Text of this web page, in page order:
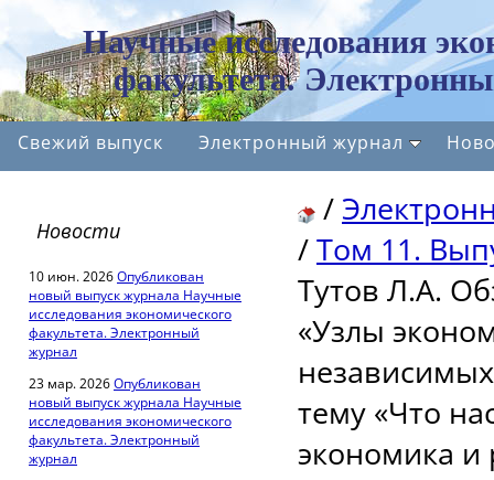
Научные исследования
факультета.
Свежий выпуск Электронный журнал
Новости
10 июн. 2026Опубликован
новый выпуск журнала Научные
исследования экономического
факультета. Электронный
журнал
23 мар. 2026Опубликован
новый выпуск журнала Научные
исследования экономического
факультета. Электронный
журнал
/
/Том 11.
Тутов Л.А.
«Узлы
тему «Что
экономика и